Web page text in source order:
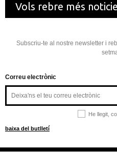
Vols rebre més
Subscriu-te al nostre newsletter i
Correu electrònic
He llegit,
baixa del butlletí